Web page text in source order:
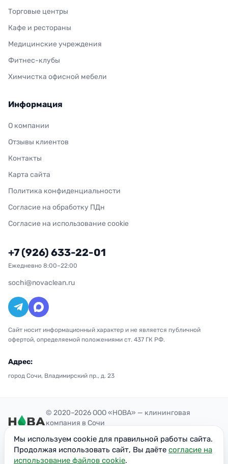
Торговые центры
Кафе и рестораны
Медицинские учреждения
Фитнес-клубы
Химчистка офисной мебели
Информация
О компании
Отзывы клиентов
Контакты
Карта сайта
Политика конфиденциальности
Согласие на обработку ПДн
Согласие на использование cookie
+7 (926) 633-22-01
Ежедневно 8:00–22:00
sochi@novaclean.ru
Сайт носит информационный характер и не является публичной
офертой, определяемой положениями ст. 437 ГК РФ.
Адрес:
город Сочи, Владимирский пр., д. 23
© 2020–2026 ООО «НОВА» — клининговая
компания в Сочи
ОГРН: 1207700300851
ИНН: 7716949113
Мы используем cookie для правильной работы сайта.
Продолжая использовать сайт, Вы даёте согласие на
использование файлов cookie.